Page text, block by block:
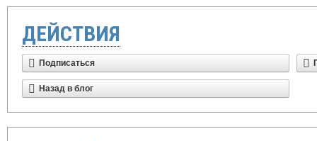
ДЕЙСТВИЯ
Подписаться
Назад в блог